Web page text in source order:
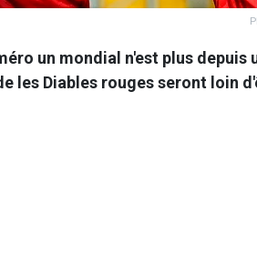
un mondial n'est plus depuis
les Diables rouges seront loin